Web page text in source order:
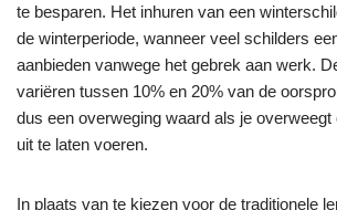
te besparen. Het inhuren van een
de winterperiode, wanneer veel schilders
aanbieden vanwege het gebrek aan werk.
variëren tussen 10% en 20% van de
dus een overweging waard als je
uit te laten voeren.
In plaats van te kiezen voor de traditionele